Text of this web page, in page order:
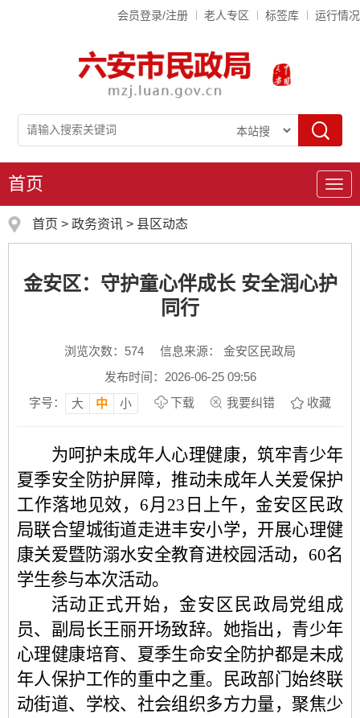
会员登录/注册 老人专区 标签库 运行情况
导
航
首页
首页 > 政务资讯 > 县区动态
金安区：守护童心伴成长 安全润心护
同行
浏览次数： 574
信息来源： 金安区民政局
发布时间：2026-06-25 09:56
字号：
大 中 小 下载 我要纠错 收藏
为呵护未成年人心理健康，筑牢青少年
夏季安全防护屏障，推动未成年人关爱保护
工作落地见效， 6月23日上午，金安区民政
局联合望城街道走进丰安小学，开展心理健
康关爱暨防溺水安全教育进校园活动，60名
学生参与本次活动。
活动正式开始，金安区民政局党组成
员、副局长王丽开场致辞。她指出，青少年
心理健康培育、夏季生命安全防护都是未成
年人保护工作的重中之重。民政部门始终联
动街道、学校、社会组织多方力量，聚焦少